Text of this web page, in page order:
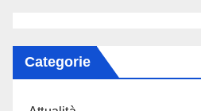
Categorie